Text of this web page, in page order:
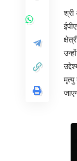
श्री
मृत्यु